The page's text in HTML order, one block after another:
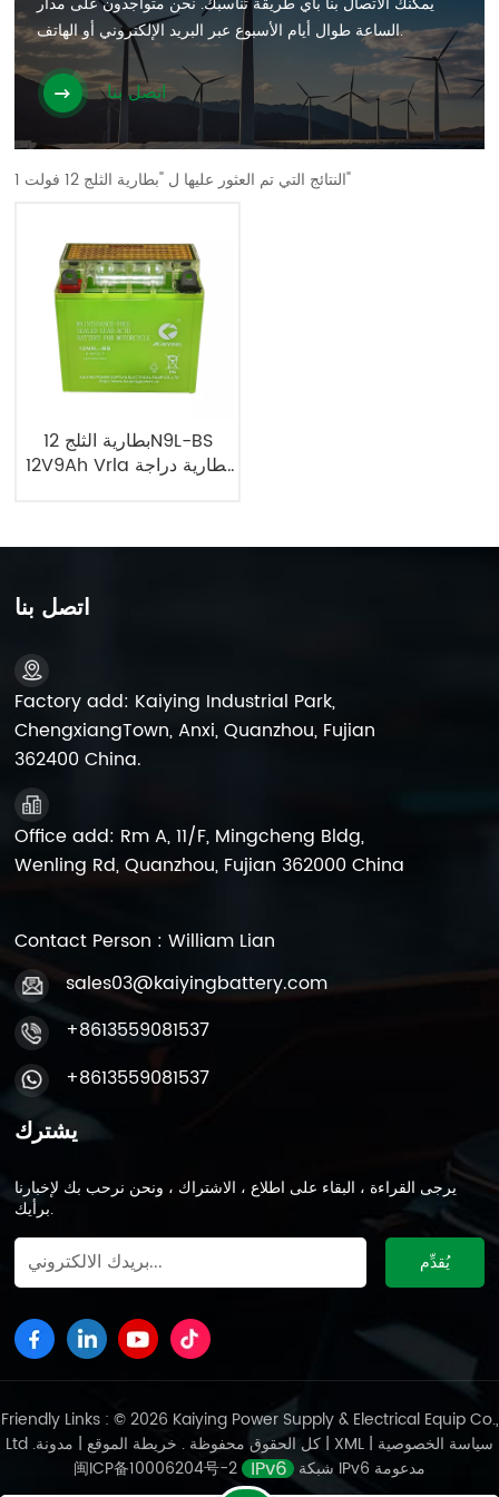
الساعة طوال أيام الأسبوع عبر البريد الإلكتروني أو الهاتف.
اتصل بنا
1 النتائج التي تم العثور عليها ل "بطارية الثلج 12 فولت"
بطارية الثلج 12N9L-BS
12V9Ah Vrla بطارية دراجة
اتصل بنا
Factory add: Kaiying Industrial Park,
ChengxiangTown, Anxi, Quanzhou, Fujian
362400 China.
Office add: Rm A, 11/F, Mingcheng Bldg,
Wenling Rd, Quanzhou, Fujian 362000 China
Contact Person : William Lian
sales03@kaiyingbattery.com
+8613559081537
+8613559081537
يشترك
يرجى القراءة ، البقاء على اطلاع ، الاشتراك ، ونحن نرحب بك لإخبارنا
برأيك.
Friendly Links : © 2026 Kaiying Power Supply & Electrical Equip Co.,
Ltd .كل الحقوق محفوظة . خريطة الموقع | | XML | سياسة الخصوصية
闽ICP备10006204号-2
شبكة IPv6 مدعومة